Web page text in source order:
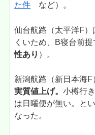
た件 など）。
仙台航路（太平洋F
くいため、B寝台前
性あり ）。
新潟航路（新日本海F
実質値上げ。小樽行
は日曜便が無い。と
なった。